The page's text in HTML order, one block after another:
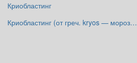
Криобластинг
Криобластинг (от греч. kryos — мороз…